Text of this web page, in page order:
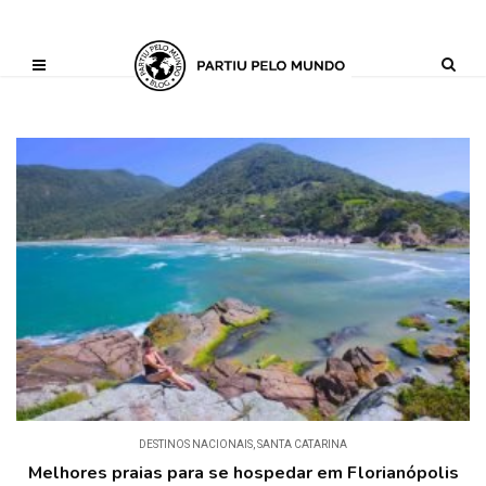
('AI_CONTENT_MARKER_NO_GET_SIDEBAR', true);
DESTINOS NACIONAIS,SANTA CATARINA
Melhores praias para se hospedar em Florianópolis